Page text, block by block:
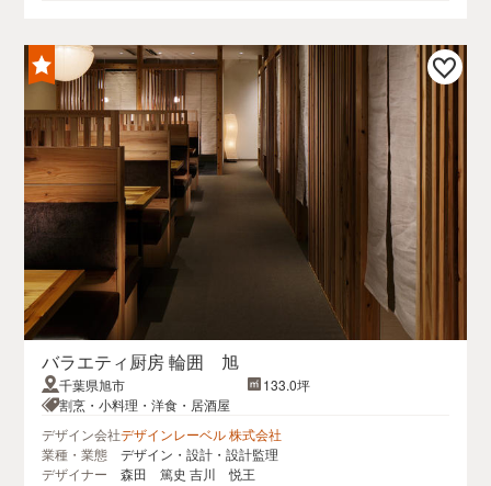
バラエティ厨房 輪囲 旭
千葉県旭市
133.0坪
割烹・小料理・洋食・居酒屋
デザイン会社デザインレーベル 株式会社
業種・業態
デザイン・設計・設計監理
デザイナー
森田 篤史 吉川 悦王